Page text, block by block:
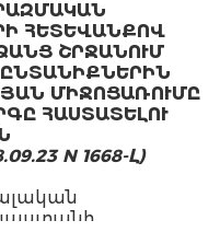
ՀԵՏԵՎԱՆՔՈՎ
ՇՐՋԱՆՈՒՄ
ՄԻՋՈՑԱՌՈՒՄԸ
ՀԱՍՏԱՏԵԼՈՒ
N 1668-Լ)